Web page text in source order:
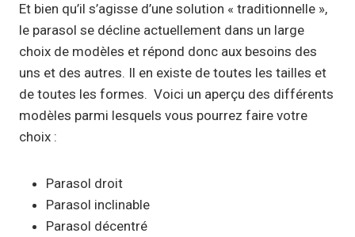
Et bien qu’il s’agisse d’une solution « traditionnelle »,
le parasol se décline actuellement dans un large
choix de modèles et répond donc aux besoins des
uns et des autres. Il en existe de toutes les tailles et
de toutes les formes. Voici un aperçu des différents
modèles parmi lesquels vous pourrez faire votre
choix :
Parasol droit
Parasol inclinable
Parasol décentré